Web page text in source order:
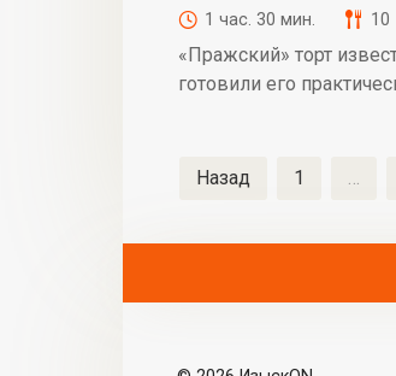
1 час. 30 мин. 10
«Пражский» торт
готовили его
Навигация
Назад 1 …